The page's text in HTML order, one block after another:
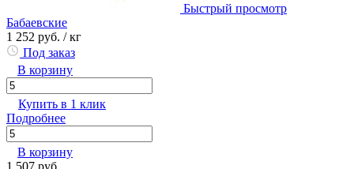
Быстрый просмотр
Бабаевские
1 252 руб. / кг
Под заказ
В корзину
Купить в 1 клик
Подробнее
В корзину
1 507 руб.